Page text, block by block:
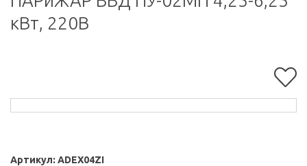
кВт, 220В
Артикул: ADEX04ZI